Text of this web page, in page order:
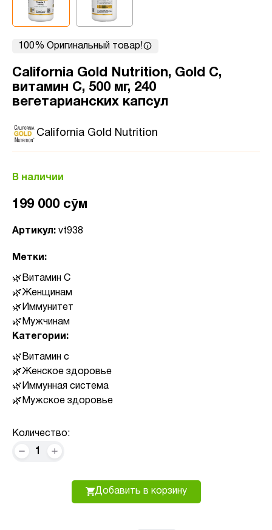
100% Оригинальный товар!
California Gold Nutrition, Gold C,
витамин C, 500 мг, 240
вегетарианских капсул
California Gold Nutrition
В наличии
199 000 сӯм
Артикул: vt938
Метки:
Витамин C
Женщинам
Иммунитет
Мужчинам
Категории:
Витамин с
Женское здоровье
Иммунная система
Мужское здоровье
Количество:
1
Добавить в корзину